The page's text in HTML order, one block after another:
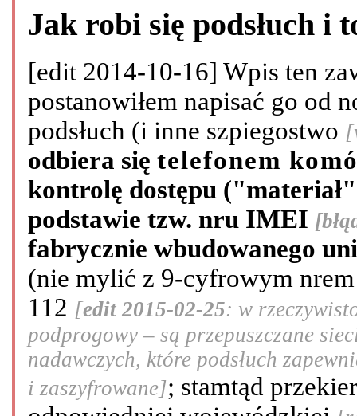
Jak robi się podsłuch i
[edit 2014-10-16] Wpis ten
postanowiłem napisać go od
podsłuch (i inne szpiegostwo
odbiera się telefonem
kontrolę dostępu
podstawie tzw. nru IMEI
fabrycznie wbudowanego
(nie mylić z 9-cyfrowym
112 [edit 2015-02-25: w
podprogowy – są przepuszczane
nadawczych, które podsłuch
i zaszyfrowane]; stamtąd